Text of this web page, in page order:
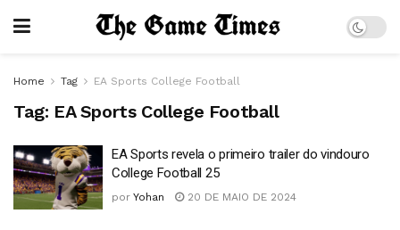
Home Tag EA Sports College Football
Tag: EA Sports College Football
EA Sports revela o primeiro trailer do vindouro
College Football 25
por Yohan 20 DE MAIO DE 2024